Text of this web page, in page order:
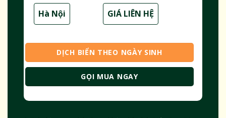
Hà Nội
GIÁ LIÊN HỆ
DỊCH BIỂN THEO NGÀY SINH
GỌI MUA NGAY